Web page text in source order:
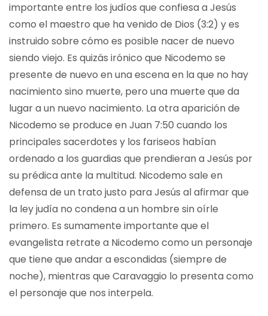
importante entre los judíos que confiesa a Jesús
como el maestro que ha venido de Dios (3:2) y es
instruido sobre cómo es posible nacer de nuevo
siendo viejo. Es quizás irónico que Nicodemo se
presente de nuevo en una escena en la que no hay
nacimiento sino muerte, pero una muerte que da
lugar a un nuevo nacimiento. La otra aparición de
Nicodemo se produce en Juan 7:50 cuando los
principales sacerdotes y los fariseos habían
ordenado a los guardias que prendieran a Jesús por
su prédica ante la multitud. Nicodemo sale en
defensa de un trato justo para Jesús al afirmar que
la ley judía no condena a un hombre sin oírle
primero. Es sumamente importante que el
evangelista retrate a Nicodemo como un personaje
que tiene que andar a escondidas (siempre de
noche), mientras que Caravaggio lo presenta como
el personaje que nos interpela.